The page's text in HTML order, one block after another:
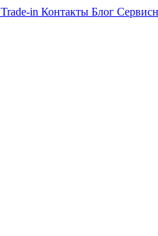
Trade-in Контакты Блог